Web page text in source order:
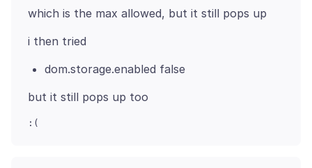
dom.storage.enabled false